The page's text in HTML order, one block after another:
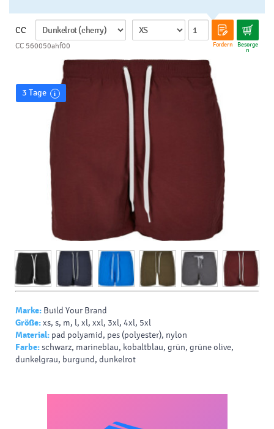
CC
Fordern Besorge
n
CC 560050ahf00
3 Tage
Marke: Build Your Brand
Größe:xs, s, m, l, xl, xxl, 3xl, 4xl, 5xl
Material: pad polyamid, pes (polyester), nylon
Farbe:schwarz, marineblau, kobaltblau, grün, grüne olive,
dunkelgrau, burgund, dunkelrot